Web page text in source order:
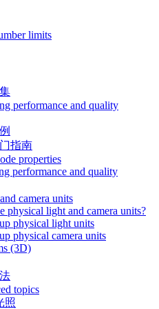
limits
performance and quality
指南
properties
performance and quality
camera units
physical light and camera units?
physical light units
physical camera units
(3D)
topics
照